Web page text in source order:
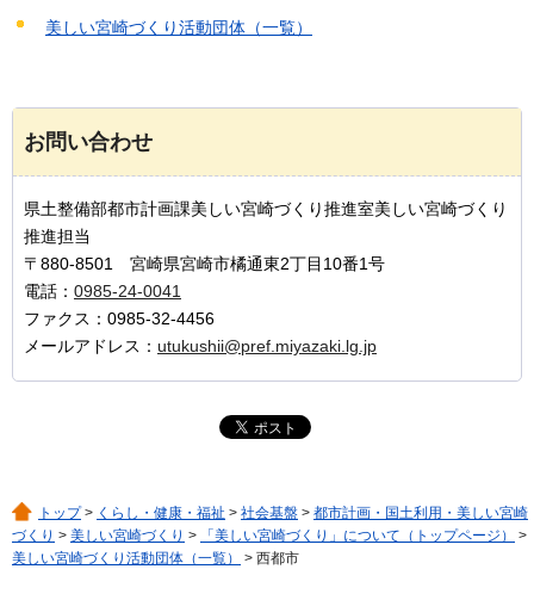
美しい宮崎づくり活動団体（一覧）
お問い合わせ
県土整備部都市計画課美しい宮崎づくり推進室美しい宮崎づくり
推進担当
〒880-8501 宮崎県宮崎市橘通東2丁目10番1号
電話： 0985-24-0041
ファクス：0985-32-4456
メールアドレス： utukushii@pref.miyazaki.lg.jp
トップ> くらし・健康・福祉 > 社会基盤 > 都市計画・国土利用・美しい宮崎
づくり > 美しい宮崎づくり > 「美しい宮崎づくり」について（トップページ）
>
美しい宮崎づくり活動団体（一覧）
> 西都市